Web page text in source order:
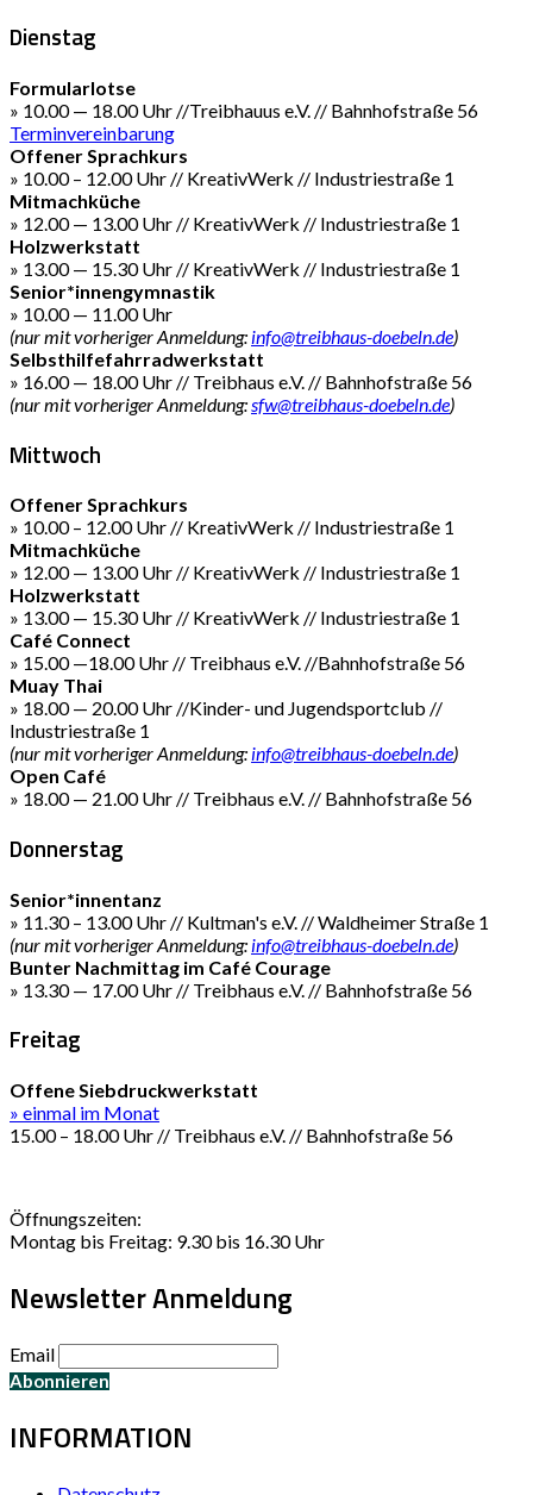
Dienstag
Formularlotse
» 10.00 — 18.00 Uhr //Treibhauus e.V. // Bahnhofstraße 56
Terminvereinbarung
Offener Sprachkurs
» 10.00 – 12.00 Uhr // KreativWerk // Industriestraße 1
Mitmachküche
» 12.00 — 13.00 Uhr // KreativWerk // Industriestraße 1
Holzwerkstatt
» 13.00 — 15.30 Uhr // KreativWerk // Industriestraße 1
Senior*innengymnastik
» 10.00 — 11.00 Uhr
(nur mit vorheriger Anmeldung: info@treibhaus-doebeln.de)
Selbsthilfefahrradwerkstatt
» 16.00 — 18.00 Uhr // Treibhaus e.V. // Bahnhofstraße 56
(nur mit vorheriger Anmeldung:sfw@treibhaus-doebeln.de)
Mittwoch
Offener Sprachkurs
» 10.00 – 12.00 Uhr // KreativWerk // Industriestraße 1
Mitmachküche
» 12.00 — 13.00 Uhr // KreativWerk // Industriestraße 1
Holzwerkstatt
» 13.00 — 15.30 Uhr // KreativWerk // Industriestraße 1
Café Connect
» 15.00 —18.00 Uhr // Treibhaus e.V. //Bahnhofstraße 56
Muay Thai
» 18.00 — 20.00 Uhr //Kinder- und Jugendsportclub //
Industriestraße 1
(nur mit vorheriger Anmeldung: info@treibhaus-doebeln.de)
Open Café
» 18.00 — 21.00 Uhr // Treibhaus e.V. // Bahnhofstraße 56
Donnerstag
Senior*innentanz
» 11.30 – 13.00 Uhr // Kultman's e.V. // Waldheimer Straße 1
(nur mit vorheriger Anmeldung: info@treibhaus-doebeln.de)
Bunter Nachmittag im Café Courage
» 13.30 — 17.00 Uhr // Treibhaus e.V. // Bahnhofstraße 56
Freitag
Offene Siebdruckwerkstatt
» einmal im Monat
15.00 – 18.00 Uhr // Treibhaus e.V. // Bahnhofstraße 56
Öffnungszeiten:
Montag bis Freitag: 9.30 bis 16.30 Uhr
Newsletter Anmeldung
Email
INFORMATION